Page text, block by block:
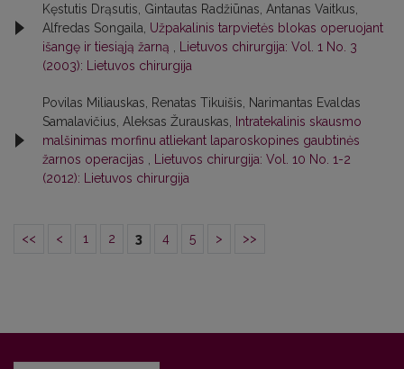
Kęstutis Drąsutis, Gintautas Radžiūnas, Antanas Vaitkus,
Alfredas Songaila, Užpakalinis tarpvietės blokas operuojant
išangę ir tiesiąją žarną
Lietuvos chirurgija: Vol. 1 No. 3
(2003): Lietuvos chirurgija
Povilas Miliauskas, Renatas Tikuišis, Narimantas Evaldas
Samalavičius, Aleksas Žurauskas,
Intratekalinis skausmo
malšinimas morfinu atliekant laparoskopines gaubtinės
žarnos operacijas
Lietuvos chirurgija: Vol. 10 No. 1-2
(2012): Lietuvos chirurgija
<< < 1 2 3 4 5 > >>